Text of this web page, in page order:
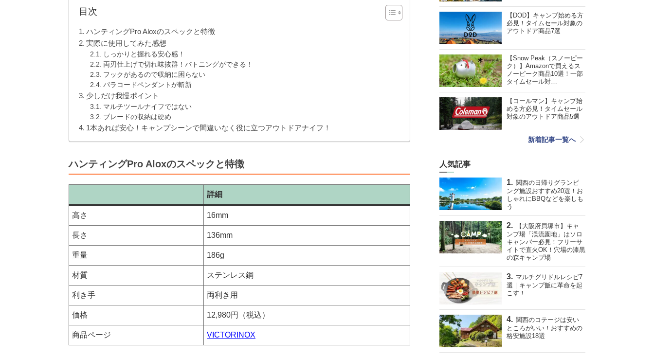
目次
ハンティングPro Aloxのスペックと特徴
実際に使用してみた感想
しっかりと握れる安心感！
両刃仕上げで切れ味抜群！バトニングができる！
フックがあるので収納に困らない
パラコードペンダントが斬新
少しだけ我慢ポイント
マルチツールナイフではない
ブレードの収納は硬め
1本あれば安心！キャンプシーンで間違いなく役に立つアウトドアナイフ！
ハンティングPro Aloxのスペックと特徴
詳細
高さ 16mm
長さ 136mm
重量 186g
材質 ステンレス鋼
利き手 両利き用
価格 12,980円（税込）
商品ページ VICTORINOX
【DOD】キャンプ始める方
必見！タイムセール対象の
アウトドア商品7選
【Snow Peak（スノーピー
ク）】Amazonで買えるス
ノーピーク商品10選！一部
タイムセール対…
【コールマン】キャンプ始
める方必見！タイムセール
対象のアウトドア商品5選
新着記事一覧へ
人気記事
関西の日帰りグランピ
ング施設おすすめ20選！お
しゃれにBBQなどを楽しも
う
【大阪府貝塚市】キャ
ンプ場「渓流園地」はソロ
キャンパー必見！フリーサ
イトで直火OK！穴場の漆黒
の森キャンプ場
マルチグリドルレシピ7
選｜キャンプ飯に革命を起
こす！
関西のコテージは安い
ところがいい！おすすめの
格安施設18選